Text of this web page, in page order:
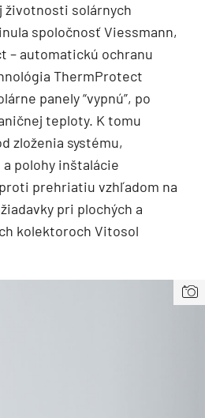
životnosti solárnych
spoločnosť Viessmann,
– automatickú ochranu
ThermProtect
panely “vypnú”, po
teploty. K tomu
zloženia systému,
polohy inštalácie
prehriatiu vzhľadom na
pri plochých a
kolektoroch Vitosol